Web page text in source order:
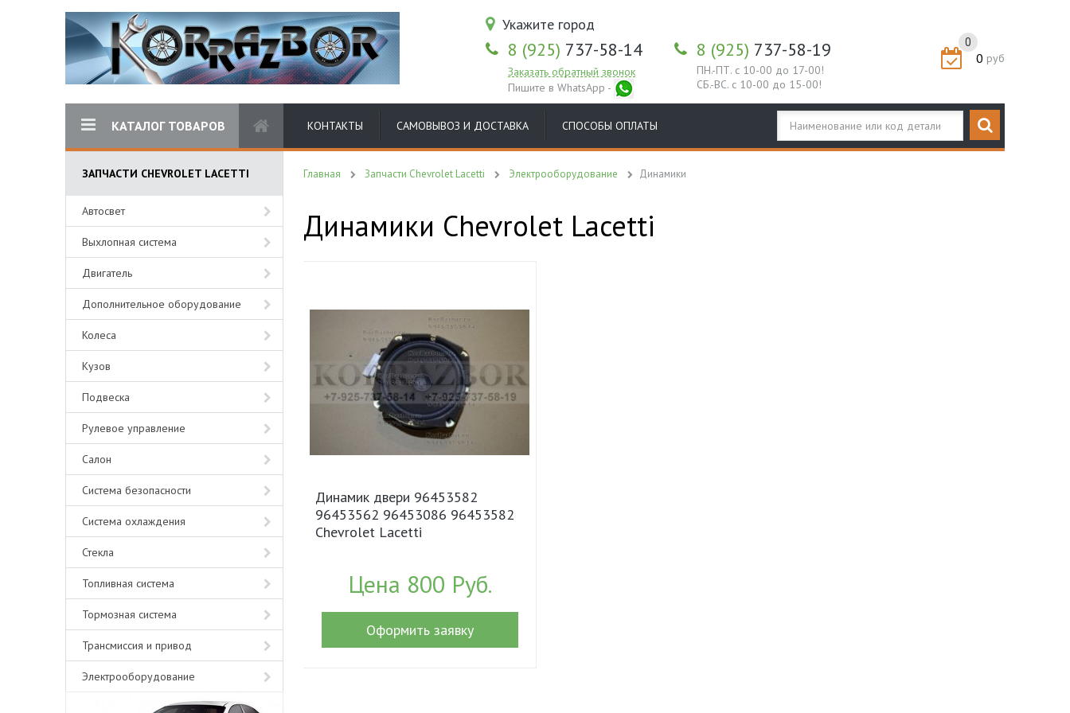
Укажите город
8 (925) 737-58-14
Заказать обратный звонок
Пишите в WhatsApp -
8 (925) 737-58-19
ПН.-ПТ. с 10-00 до 17-00!
СБ.-ВС. с 10-00 до 15-00!
0
0 руб
КАТАЛОГ ТОВАРОВ КОНТАКТЫ САМОВЫВОЗ И ДОСТАВКА СПОСОБЫ ОПЛАТЫ
ЗАПЧАСТИ CHEVROLET LACETTI
Автосвет
Выхлопная система
Двигатель
Дополнительное оборудование
Колеса
Кузов
Подвеска
Рулевое управление
Салон
Система безопасности
Система охлаждения
Стекла
Топливная система
Тормозная система
Трансмиссия и привод
Электрооборудование
Главная Запчасти Chevrolet Lacetti Электрооборудование Динамики
Динамики Chevrolet Lacetti
Динамик двери 96453582
96453562 96453086 96453582
Chevrolet Lacetti
Цена 800 Руб.
Оформить заявку